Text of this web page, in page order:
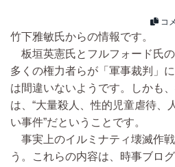
コ
竹下雅敏氏からの情報です。
板垣英憲氏とフルフォード氏
多くの権力者らが「軍事裁判」
は間違いないようです。しかも
は、“大量殺人、性的児童虐待
い事件”だということです。
事実上のイルミナティ壊滅作
う。これらの内容は、時事ブロ